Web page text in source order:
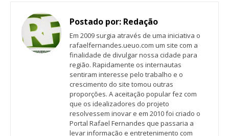
Postado por: Redação
Em 2009 surgia através de uma iniciativa o
rafaelfernandes.ueuo.com um site com a
finalidade de divulgar nossa cidade para
região. Rapidamente os internautas
sentiram interesse pelo trabalho e o
crescimento do site tomou outras
proporções. A aceitação popular fez com
que os idealizadores do projeto
resolvessem inovar e em 2010 foi criado o
Portal Rafael Fernandes que passaria a
levar informação e entretenimento com